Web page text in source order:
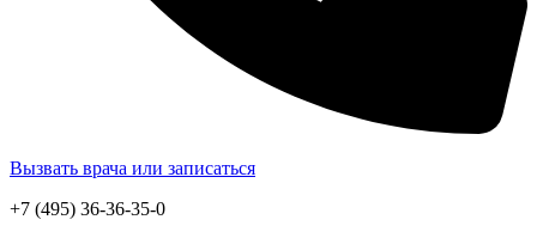
Вызвать врача или записаться
+7 (495) 36-36-35-0